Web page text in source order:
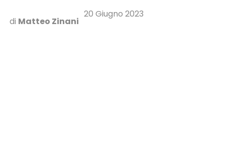
di Matteo Zinani
20 Giugno 2023